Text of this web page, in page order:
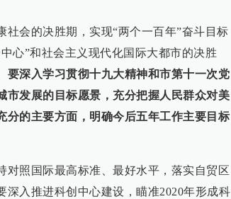
会的决胜期，实现“两个一百年”奋斗目标
心”和社会主义现代化国际大都市的决胜
要深入学习贯彻十九大精神和市第十一次党
市发展的目标愿景，充分把握人民群众对美
分的主要方面，明确今后五年工作主要目标
对照国际最高标准、最好水平，落实自贸区
入推进科创中心建设，瞄准2020年形成科